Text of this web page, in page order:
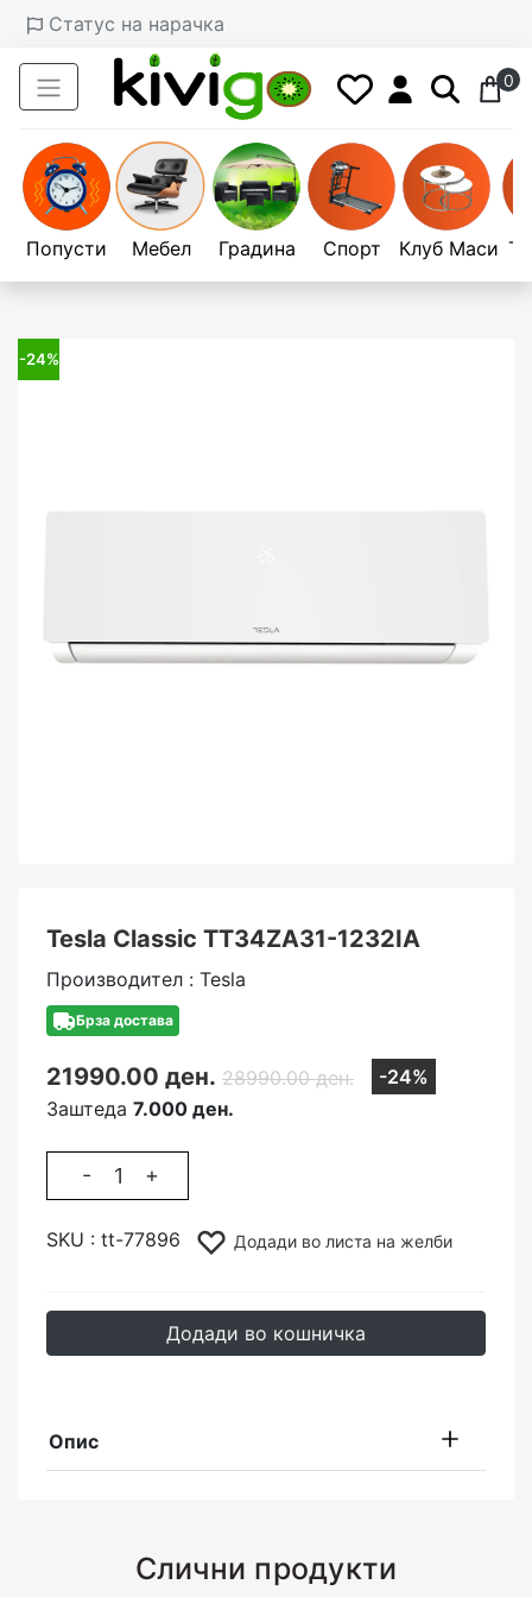
Статус на нарачка
0
Попусти Мебел Градина Спорт Клуб Маси
-24%
Tesla Classic TT34ZA31-1232IA
Производител : Tesla
Брза достава
21990.00 ден. 28990.00 ден.
-24%
Заштеда 7.000 ден.
- +
SKU : tt-77896 Додади во листа на желби
Додади во кошничка
Опис
Слични продукти